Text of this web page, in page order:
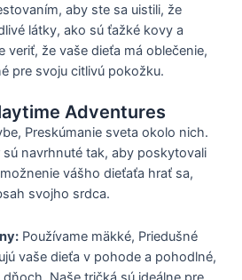
aby ste sa uistili, že
látky, ako sú ťažké kovy a
veriť, že vaše dieťa má oblečenie,
pre svoju citlivú pokožku.
Adventures
Preskúmanie sveta okolo nich.
sú navrhnuté tak, aby poskytovali
vášho dieťaťa hrať sa,
svojho srdca.
Používame mäkké, Priedušné
vaše dieťa v pohode a pohodlné,